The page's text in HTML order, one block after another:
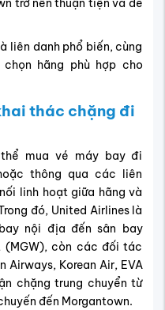
trở nên thuận tiện và dễ
liên danh phổ biến, cùng
hãng phù hợp cho
thác chặng đi
mua vé máy bay đi
thông qua các liên
linh hoạt giữa hãng và
đó, United Airlines là
nội địa đến sân bay
(MGW), còn các đối tác
Airways, Korean Air, EVA
chặng trung chuyển từ
đến Morgantown.